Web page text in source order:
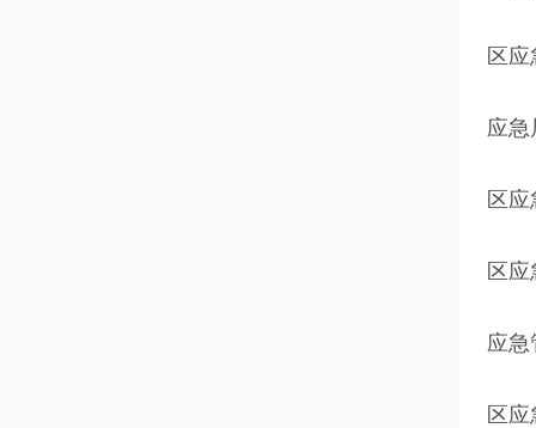
区
应急
区
区
应急
区